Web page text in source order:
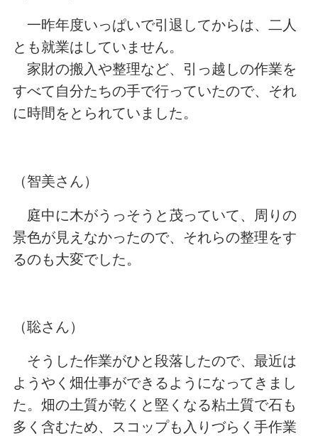
一昨年度いっぱいで引退してからは、二人
とも就業はしていません。
家財の搬入や整理など、引っ越しの作業を
すべて自分たちの手で行っていたので、それ
に時間をとられていました。
（智美さん）
庭中に木がうっそうと茂っていて、周りの
景色が見えなかったので、それらの整理をす
るのも大変でした。
（聡さん）
そうした作業がひと段落したので、最近は
ようやく畑仕事ができるようになってきまし
た。畑の土質が乾くと堅くなる粘土質で石も
多く含むため、スコップも入りづらく手作業